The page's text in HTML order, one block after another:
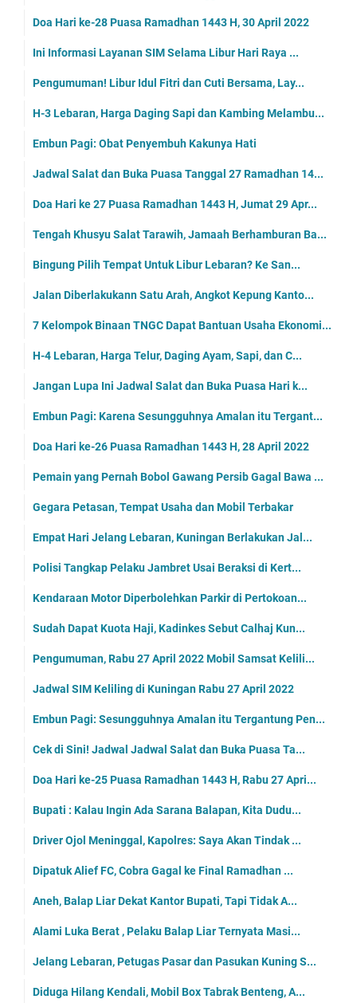
Doa Hari ke-28 Puasa Ramadhan 1443 H, 30 April 2022
Ini Informasi Layanan SIM Selama Libur Hari Raya ...
Pengumuman! Libur Idul Fitri dan Cuti Bersama, Lay...
H-3 Lebaran, Harga Daging Sapi dan Kambing Melambu...
Embun Pagi: Obat Penyembuh Kakunya Hati
Jadwal Salat dan Buka Puasa Tanggal 27 Ramadhan 14...
Doa Hari ke 27 Puasa Ramadhan 1443 H, Jumat 29 Apr...
Tengah Khusyu Salat Tarawih, Jamaah Berhamburan Ba...
Bingung Pilih Tempat Untuk Libur Lebaran? Ke San...
Jalan Diberlakukann Satu Arah, Angkot Kepung Kanto...
7 Kelompok Binaan TNGC Dapat Bantuan Usaha Ekonomi...
H-4 Lebaran, Harga Telur, Daging Ayam, Sapi, dan C...
Jangan Lupa Ini Jadwal Salat dan Buka Puasa Hari k...
Embun Pagi: Karena Sesungguhnya Amalan itu Tergant...
Doa Hari ke-26 Puasa Ramadhan 1443 H, 28 April 2022
Pemain yang Pernah Bobol Gawang Persib Gagal Bawa ...
Gegara Petasan, Tempat Usaha dan Mobil Terbakar
Empat Hari Jelang Lebaran, Kuningan Berlakukan Jal...
Polisi Tangkap Pelaku Jambret Usai Beraksi di Kert...
Kendaraan Motor Diperbolehkan Parkir di Pertokoan...
Sudah Dapat Kuota Haji, Kadinkes Sebut Calhaj Kun...
Pengumuman, Rabu 27 April 2022 Mobil Samsat Kelili...
Jadwal SIM Keliling di Kuningan Rabu 27 April 2022
Embun Pagi: Sesungguhnya Amalan itu Tergantung Pen...
Cek di Sini! Jadwal Jadwal Salat dan Buka Puasa Ta...
Doa Hari ke-25 Puasa Ramadhan 1443 H, Rabu 27 Apri...
Bupati : Kalau Ingin Ada Sarana Balapan, Kita Dudu...
Driver Ojol Meninggal, Kapolres: Saya Akan Tindak ...
Dipatuk Alief FC, Cobra Gagal ke Final Ramadhan ...
Aneh, Balap Liar Dekat Kantor Bupati, Tapi Tidak A...
Alami Luka Berat , Pelaku Balap Liar Ternyata Masi...
Jelang Lebaran, Petugas Pasar dan Pasukan Kuning S...
Diduga Hilang Kendali, Mobil Box Tabrak Benteng, A...